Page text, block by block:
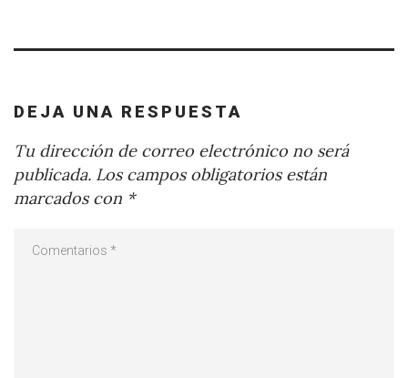
DEJA UNA RESPUESTA
Tu dirección de correo electrónico no será
publicada. Los campos obligatorios están
marcados con *